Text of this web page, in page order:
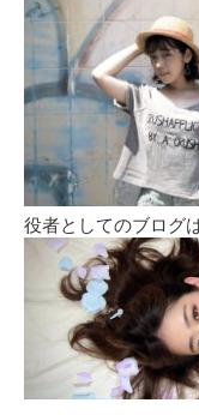
役者としてのブログ